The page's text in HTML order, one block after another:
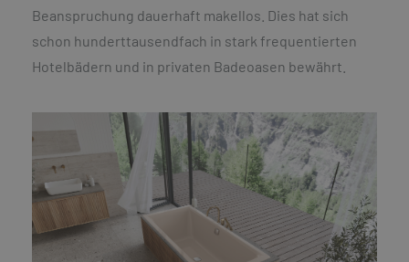
Beanspruchung dauerhaft makellos. Dies hat sich
schon hunderttausendfach in stark frequentierten
Hotelbädern und in privaten Badeoasen bewährt.